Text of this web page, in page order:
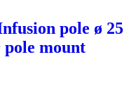
pole ø 25
mount